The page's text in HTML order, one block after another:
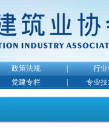
政策法规 行
党建专栏 专业